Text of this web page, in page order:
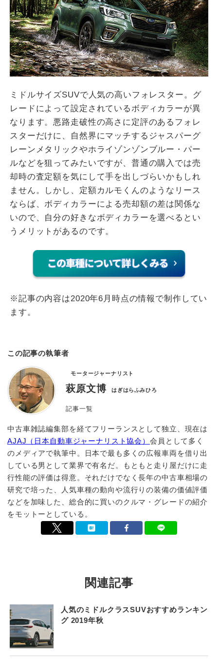
ミドルサイズSUVで人気の高いフォレスター。グ
レードによって設定されているボディカラーが異
なります。悪路走破性の高さに定評のあるフォレ
スターだけに、自然界にマッチするジャスパーグ
レーンメタリックやホライゾンゾンブルー・パー
ルなどを狙ってみたいですが、普通の購入では売
却時の査定額を気にして手を出しづらいかもしれ
ません。しかし、定額カルモくんのようなリース
ならば、ボディカラーによる売却額の差は関係な
いので、自分の好きなボディカラーを選べるとい
うメリットがあるのです。
※記事の内容は2020年6月時点の情報で制作してい
ます。
この記事の執筆者
モータージャーナリスト
萩原文博 はぎはらふみひろ
記事一覧
中古車雑誌編集部を経てフリーランスとして独立、現在は
AJAJ（日本自動車ジャーナリスト協会） 会員として多く
のメディアで執筆中。日本で最も多くの広報車両を借り出
している男として業界で有名だ。もともと走り屋だけに走
行性能の評価は得意。それだけでなく長年の中古車相場の
研究で培った、人気車種の動向や流行りの装備の価値評価
などを加味した、総合的に買いのクルマ・グレードの紹介
をモットーとしている。
関連記事
人気のミドルクラスSUVおすすめランキン
グ 2019年秋